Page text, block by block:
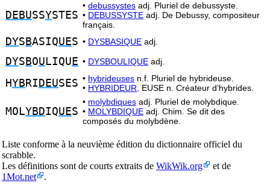
DEBUSSYSTES
• debussystes adj. Pluriel de debussyste.
• DEBUSSYSTE adj. De Debussy, compositeur
français.
DYS BASIQUES • DYSBASIQUE adj.
DYS BOU LIQU E • DYSBOULIQUE adj.
HYB RI DEUSES • hybrideuses n.f. Pluriel de hybrideuse.
• HYBRIDEUR, EUSE n. Créateur d’hybrides.
MOLYBDIQUES
• molybdiques adj. Pluriel de molybdique.
• MOLYBDIQUE adj. Chim. Se dit des
composés du molybdène.
Liste conforme à la neuvième édition du dictionnaire officiel du
scrabble.
Les définitions sont de courts extraits de WikWik.org
et de
1Mot.net
.